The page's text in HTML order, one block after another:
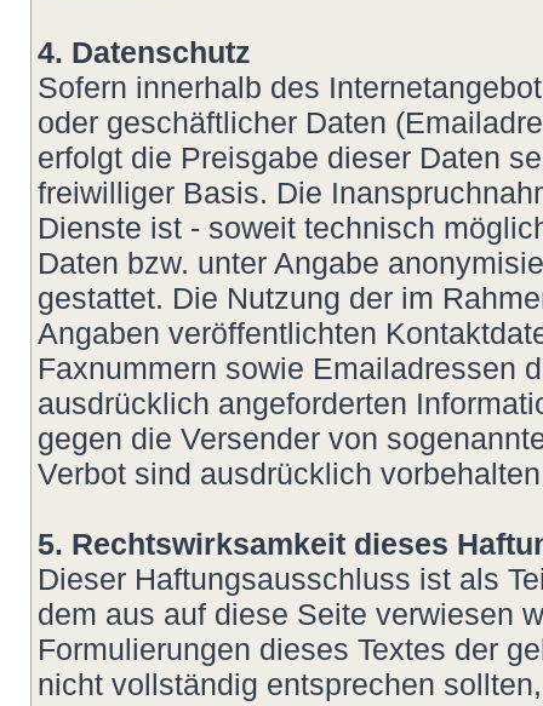
4. Datenschutz
Sofern innerhalb des
oder geschäftlicher Daten
erfolgt die Preisgabe dieser Daten
freiwilliger Basis. Die
Dienste ist - soweit technisch
Daten bzw. unter Angabe
gestattet. Die Nutzung der im
Angaben veröffentlichten
Faxnummern sowie Emailadressen
ausdrücklich angeforderten
gegen die Versender von
Verbot sind ausdrücklich
5. Rechtswirksamkeit dieses
Dieser Haftungsausschluss ist als
dem aus auf diese Seite verwiesen
Formulierungen dieses Textes der
nicht vollständig entsprechen